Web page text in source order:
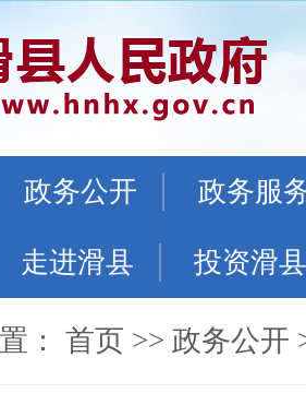
政务公开 政务服
走进滑县 投资滑县
： 首页 >> 政务公开